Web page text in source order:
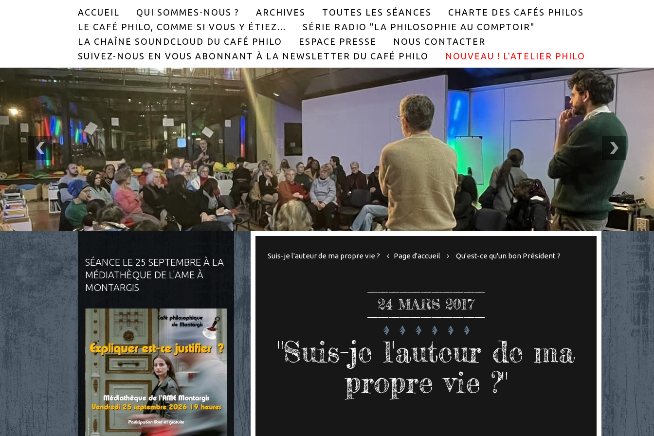
ACCUEIL QUI SOMMES-NOUS ? ARCHIVES TOUTES LES SÉANCES
CHARTE DES CAFÉS PHILOS
LE CAFÉ PHILO, COMME SI VOUS Y ÉTIEZ...
SÉRIE RADIO "LA PHILOSOPHIE AU COMPTOIR"
LA CHAÎNE SOUNDCLOUD DU CAFÉ PHILO
ESPACE PRESSE
NOUS CONTACTER
SUIVEZ-NOUS EN VOUS ABONNANT À LA NEWSLETTER DU CAFÉ PHILO
NOUVEAU ! L'ATELIER PHILO
SÉANCE LE 25 SEPTEMBRE À LA
MÉDIATHÈQUE DE L'AME À
MONTARGIS
Suis-je l'auteur de ma propre vie ? Page d'accueil Qu'est-ce qu'un bon Président ?
24 MARS 2017
"Suis-je l'auteur de ma
propre vie ?"